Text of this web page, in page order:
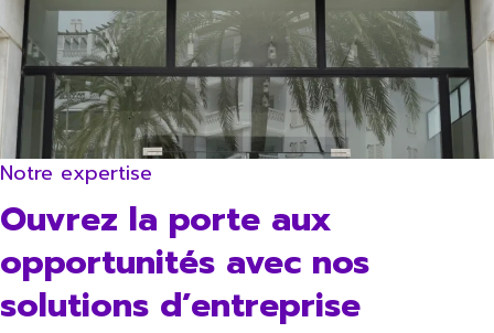
Notre expertise
Ouvrez la porte aux
opportunités avec nos
solutions d’entreprise